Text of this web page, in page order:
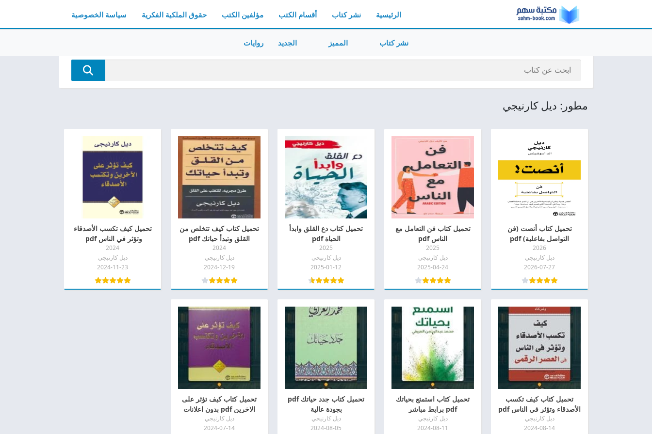
الرئيسية نشر كتاب أقسام الكتب مؤلفين الكتب حقوق الملكية الفكرية سياسة الخصوصية
نشر كتاب المميز الجديد روايات
مطور: ديل كارنيجي
تحميل كتاب أنصت (فن
التواصل بفاعلية) pdf
2026
ديل كارنيجي
2026-07-27
تحميل كتاب فن التعامل مع
الناس pdf
2025
ديل كارنيجي
2025-04-24
تحميل كتاب دع القلق وابدأ
الحياة pdf
2025
ديل كارنيجي
2025-01-12
تحميل كتاب ‎كيف تتخلص من
القلق وتبدأ حياتك pdf
2024
ديل كارنيجي
2024-12-19
تحميل كيف تكسب الأصدقاء
وتؤثر في الناس ‎ pdf
2024
ديل كارنيجي
2024-11-23
تحميل كتاب كيف تكسب
الأصدقاء وتؤثر في الناس pdf
ديل كارنيجي
2024-08-14
تحميل كتاب استمتع بحياتك
pdf برابط مباشر
ديل كارنيجي
2024-08-11
تحميل كتاب جدد حياتك pdf
بجودة عالية
ديل كارنيجي
2024-08-05
تحميل كتاب كيف تؤثر على
الاخرين pdf بدون اعلانات
ديل كارنيجي
2024-07-14